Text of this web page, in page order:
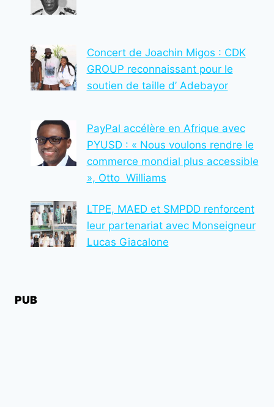
Concert de Joachin Migos : CDK
GROUP reconnaissant pour le
soutien de taille d’ Adebayor
PayPal accélère en Afrique avec
PYUSD : « Nous voulons rendre le
commerce mondial plus accessible
», Otto Williams
LTPE, MAED et SMPDD renforcent
leur partenariat avec Monseigneur
Lucas Giacalone
PUB